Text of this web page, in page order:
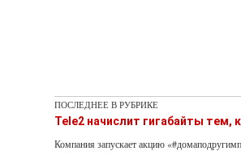
ПОСЛЕДНЕЕ В РУБРИКЕ
Tele2 начислит гигабайты тем,
Компания запускает акцию